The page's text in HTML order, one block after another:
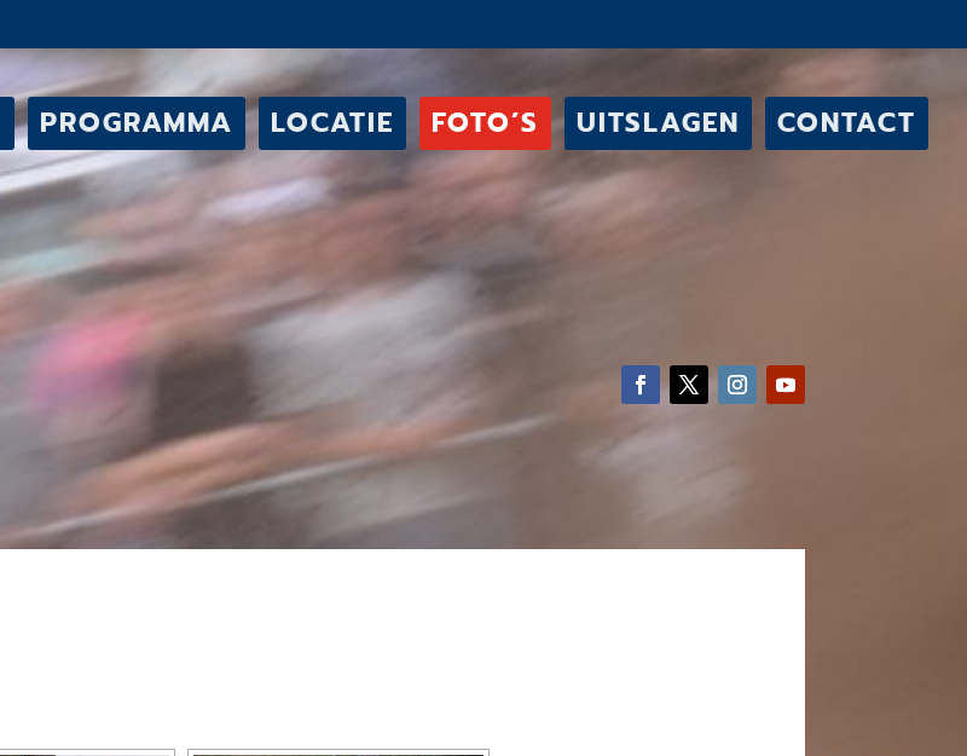
PROGRAMMA LOCATIE FOTO’S UITSLAGEN CONTACT